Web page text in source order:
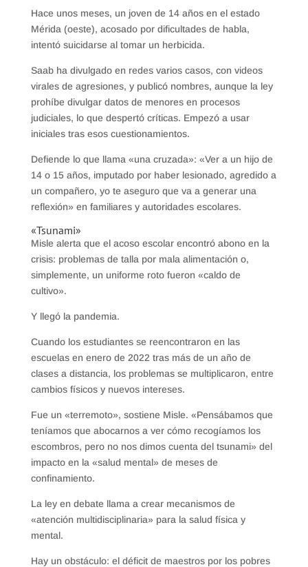
Hace unos meses, un joven de 14 años en el estado
Mérida (oeste), acosado por dificultades de habla,
intentó suicidarse al tomar un herbicida.
Saab ha divulgado en redes varios casos, con videos
virales de agresiones, y publicó nombres, aunque la ley
prohíbe divulgar datos de menores en procesos
judiciales, lo que despertó críticas. Empezó a usar
iniciales tras esos cuestionamientos.
Defiende lo que llama «una cruzada»: «Ver a un hijo de
14 o 15 años, imputado por haber lesionado, agredido a
un compañero, yo te aseguro que va a generar una
reflexión» en familiares y autoridades escolares.
«Tsunami»
Misle alerta que el acoso escolar encontró abono en la
crisis: problemas de talla por mala alimentación o,
simplemente, un uniforme roto fueron «caldo de
cultivo».
Y llegó la pandemia.
Cuando los estudiantes se reencontraron en las
escuelas en enero de 2022 tras más de un año de
clases a distancia, los problemas se multiplicaron, entre
cambios físicos y nuevos intereses.
Fue un «terremoto», sostiene Misle. «Pensábamos que
teníamos que abocarnos a ver cómo recogíamos los
escombros, pero no nos dimos cuenta del tsunami» del
impacto en la «salud mental» de meses de
confinamiento.
La ley en debate llama a crear mecanismos de
«atención multidisciplinaria» para la salud física y
mental.
Hay un obstáculo: el déficit de maestros por los pobres